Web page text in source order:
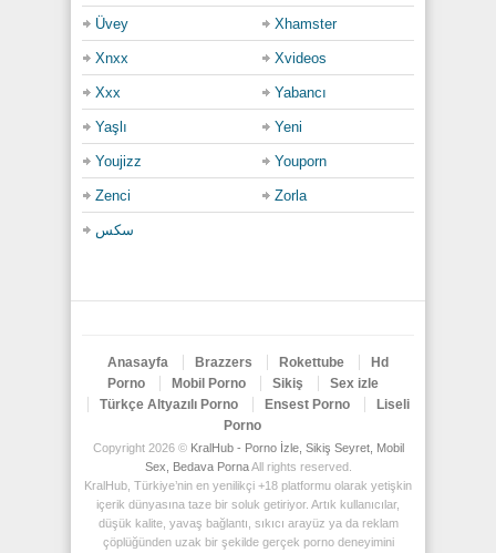
Üvey Xhamster
Xnxx Xvideos
Xxx Yabancı
Yaşlı Yeni
Youjizz Youporn
Zenci Zorla
سكس
Anasayfa Brazzers Rokettube
Hd
Porno
Mobil Porno Sikiş
Sex izle
Türkçe Altyazılı Porno
Ensest Porno
Liseli
Porno
Copyright 2026 © KralHub - Porno İzle, Sikiş Seyret, Mobil
Sex, Bedava PornaAll rights reserved.
KralHub, Türkiye’nin en yenilikçi +18 platformu olarak yetişkin
içerik dünyasına taze bir soluk getiriyor. Artık kullanıcılar,
düşük kalite, yavaş bağlantı, sıkıcı arayüz ya da reklam
çöplüğünden uzak bir şekilde gerçek porno deneyimini